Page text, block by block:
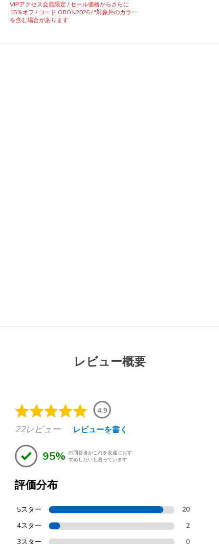
VIPアクセス会員限定 / セール価格からさらに
15％オフ / コード OBON2026 / *対象外のカラー
を含む場合があります
レビュー概要
4.9
22レビュー レビューを書く
95% の回答者がこれを友達におす
すめしたいと言っています
評価分布
5スター 20
4スター 2
3スター 0